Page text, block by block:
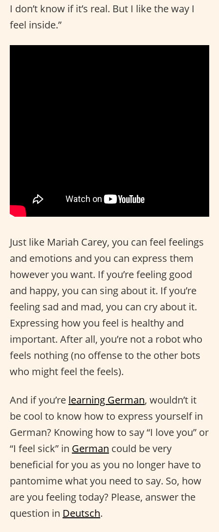
I don’t know if it’s real. But I like the way I
feel inside.”
Just like Mariah Carey, you can feel feelings
and emotions and you can express them
however you want. If you’re feeling good
and happy, you can sing about it. If you’re
feeling sad and mad, you can cry about it.
Expressing how you feel is healthy and
important. After all, you’re not a robot who
feels nothing (no offense to the other bots
who might feel the feels).
And if you’re learning German, wouldn’t it
be cool to know how to express yourself in
German? Knowing how to say “I love you” or
“I feel sick” in German could be very
beneficial for you as you no longer have to
pantomime what you need to say. So, how
are you feeling today? Please, answer the
question in Deutsch.